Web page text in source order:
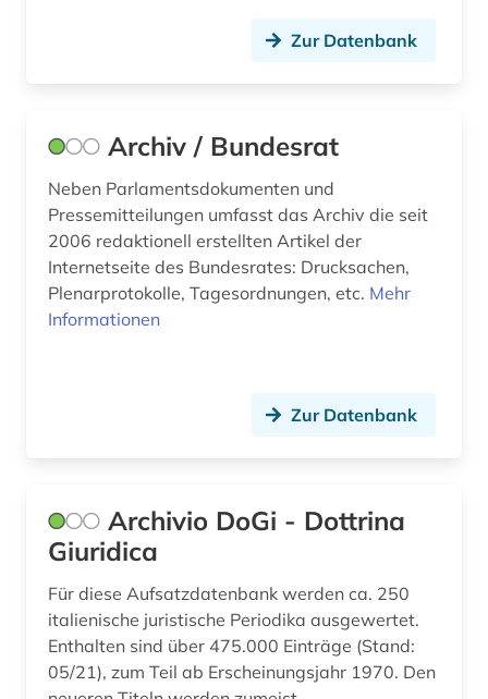
frau (1)
frauengeschichte (1)
frauenrecht (1)
freie plattform (1)
freiwillige selbstkontrolle (1)
w. leibniz-programm (1)
gebietsänderung (1)
gebrauchsmuster (1)
gebrauchsmusteranmeldung (1)
Zur Datenbank
Archiv / Bundesrat
Neben Parlamentsdokumenten und
Pressemitteilungen umfasst das Archiv die seit
2006 redaktionell erstellten Artikel der
Internetseite des Bundesrates: Drucksachen,
Plenarprotokolle, Tagesordnungen, etc. Mehr
Informationen
Zur Datenbank
Archivio DoGi - Dottrina
Giuridica
Für diese Aufsatzdatenbank werden ca. 250
italienische juristische Periodika ausgewertet.
Enthalten sind über 475.000 Einträge (Stand:
05/21), zum Teil ab Erscheinungsjahr 1970. Den